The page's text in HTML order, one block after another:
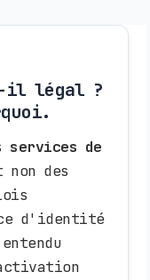
il légal ?
services de
des
d'identité